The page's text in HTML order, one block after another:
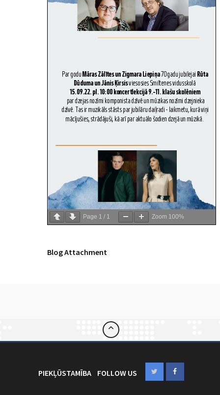
Page 1 / 1 Zoom 100%
Blog Attachment
PIEKĻŪSTAMĪBA FOLLOW US